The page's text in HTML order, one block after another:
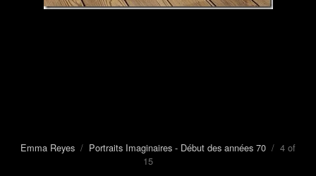
Emma Reyes / Portraits Imaginaires - Début des années 70 / 4 of
15